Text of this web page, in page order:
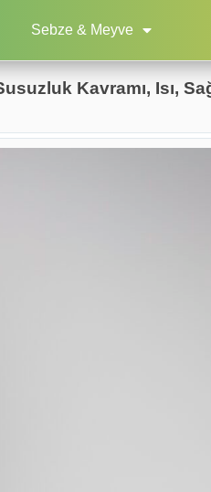
Sebze & Meyve
Kavramı, Isı,